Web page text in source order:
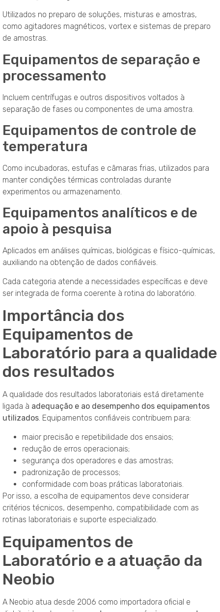
Utilizados no preparo de soluções, misturas e amostras,
como agitadores magnéticos, vortex e sistemas de preparo
de amostras.
Equipamentos de separação e
processamento
Incluem centrífugas e outros dispositivos voltados à
separação de fases ou componentes de uma amostra.
Equipamentos de controle de
temperatura
Como incubadoras, estufas e câmaras frias, utilizados para
manter condições térmicas controladas durante
experimentos ou armazenamento.
Equipamentos analíticos e de
apoio à pesquisa
Aplicados em análises químicas, biológicas e físico-químicas,
auxiliando na obtenção de dados confiáveis.
Cada categoria atende a necessidades específicas e deve
ser integrada de forma coerente à rotina do laboratório.
Importância dos
Equipamentos de
Laboratório para a qualidade
dos resultados
A qualidade dos resultados laboratoriais está diretamente
ligada à adequação e ao desempenho dos equipamentos
utilizados. Equipamentos confiáveis contribuem para:
maior precisão e repetibilidade dos ensaios;
redução de erros operacionais;
segurança dos operadores e das amostras;
padronização de processos;
conformidade com boas práticas laboratoriais.
Por isso, a escolha de equipamentos deve considerar
critérios técnicos, desempenho, compatibilidade com as
rotinas laboratoriais e suporte especializado.
Equipamentos de
Laboratório e a atuação da
Neobio
A Neobio atua desde 2006 como importadora oficial e